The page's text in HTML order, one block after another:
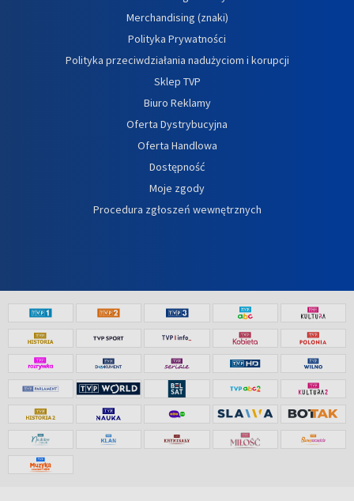
Merchandising (znaki)
Polityka Prywatności
Polityka przeciwdziałania nadużyciom i korupcji
Sklep TVP
Biuro Reklamy
Oferta Dystrybucyjna
Oferta Handlowa
Dostępność
Moje zgody
Procedura zgłoszeń wewnętrznych